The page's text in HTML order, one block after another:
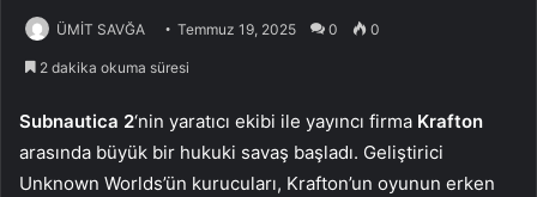
ÜMİT SAVĞA Temmuz 19, 2025 0 0
2 dakika okuma süresi
Subnautica 2‘nin yaratıcı ekibi ile yayıncı firma Krafton
arasında büyük bir hukuki savaş başladı. Geliştirici
Unknown Worlds’ün kurucuları, Krafton’un oyunun erken